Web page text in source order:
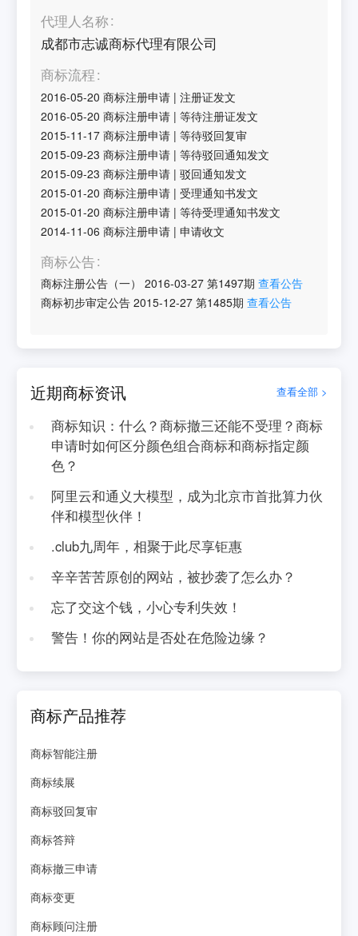
代理人名称
成都市志诚商标代理有限公司
商标流程
2016-05-20 商标注册申请 |注册证发文
2016-05-20 商标注册申请 |等待注册证发文
2015-11-17 商标注册申请 |等待驳回复审
2015-09-23 商标注册申请 |等待驳回通知发文
2015-09-23 商标注册申请 |驳回通知发文
2015-01-20 商标注册申请 |受理通知书发文
2015-01-20 商标注册申请 |等待受理通知书发文
2014-11-06 商标注册申请 |申请收文
商标公告
商标注册公告（一） 2016-03-27 第1497期 查看公告
商标初步审定公告 2015-12-27 第1485期 查看公告
近期商标资讯 查看全部 >
商标知识：什么？商标撤三还能不受理？商标
申请时如何区分颜色组合商标和商标指定颜
色？
阿里云和通义大模型，成为北京市首批算力伙
伴和模型伙伴！
.club九周年，相聚于此尽享钜惠
辛辛苦苦原创的网站，被抄袭了怎么办？
忘了交这个钱，小心专利失效！
警告！你的网站是否处在危险边缘？
商标产品推荐
商标智能注册
商标续展
商标驳回复审
商标答辩
商标撤三申请
商标变更
商标顾问注册